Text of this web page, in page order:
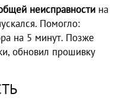
неисправности на
Помогло:
на 5 минут. Позже
обновил прошивку